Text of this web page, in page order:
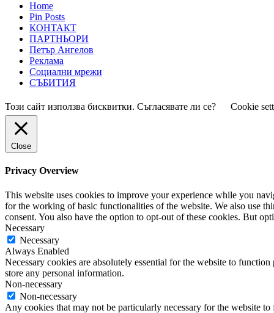
Home
Pin Posts
КОНТАКТ
ПАРТНЬОРИ
Петър Ангелов
Реклама
Социални мрежи
СЪБИТИЯ
Този сайт използва бисквитки. Съгласявате ли се? Cookie
Close
Privacy Overview
This website uses cookies to improve your experience while you
for the working of basic functionalities of the website. We also use
consent. You also have the option to opt-out of these cookies. But
Necessary
Necessary
Always Enabled
Necessary cookies are absolutely essential for the website to
store any personal information.
Non-necessary
Non-necessary
Any cookies that may not be particularly necessary for the website